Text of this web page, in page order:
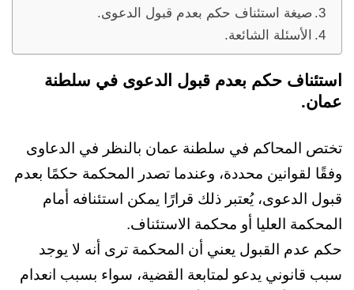
صيغة استئناف حكم بعدم قبول الدعوى.
الأسئلة الشائعة.
استئناف حكم بعدم قبول الدعوى في سلطنة
عمان.
تختص المحاكم في سلطنة عمان بالنظر في الدعاوى
وفقًا لقوانين محددة، وعندما تصدر المحكمة حكمًا بعدم
قبول الدعوى، يُعتبر ذلك قرارًا يمكن استئنافه أمام
المحكمة العليا أو محكمة الاستئناف.
حكم عدم القبول يعني أن المحكمة ترى أنه لا يوجد
سبب قانوني يدعو لمتابعة القضية، سواء بسبب انعدام